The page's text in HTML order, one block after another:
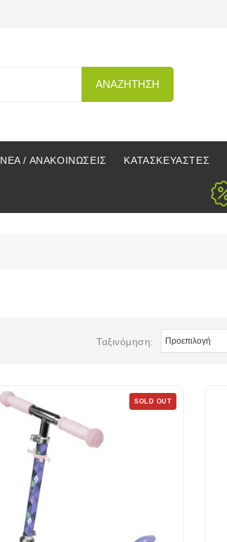
ΑΝΑΖΗΤΗΣΗ
ΝΕΑ / ΑΝΑΚΟΙΝΩΣΕΙΣ ΚΑΤΑΣΚΕΥΑΣΤΕΣ
Ταξινόμηση:
SOLD OUT